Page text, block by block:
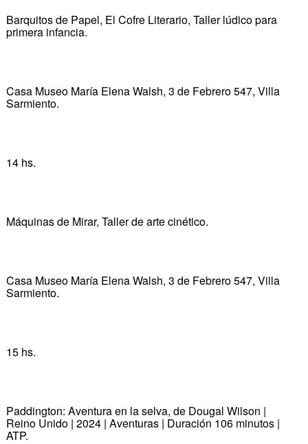
Barquitos de Papel, El Cofre Literario, Taller lúdico para
primera infancia.
Casa Museo María Elena Walsh, 3 de Febrero 547, Villa
Sarmiento.
14 hs.
Máquinas de Mirar, Taller de arte cinético.
Casa Museo María Elena Walsh, 3 de Febrero 547, Villa
Sarmiento.
15 hs.
Paddington: Aventura en la selva, de Dougal Wilson |
Reino Unido | 2024 | Aventuras | Duración 106 minutos |
ATP.